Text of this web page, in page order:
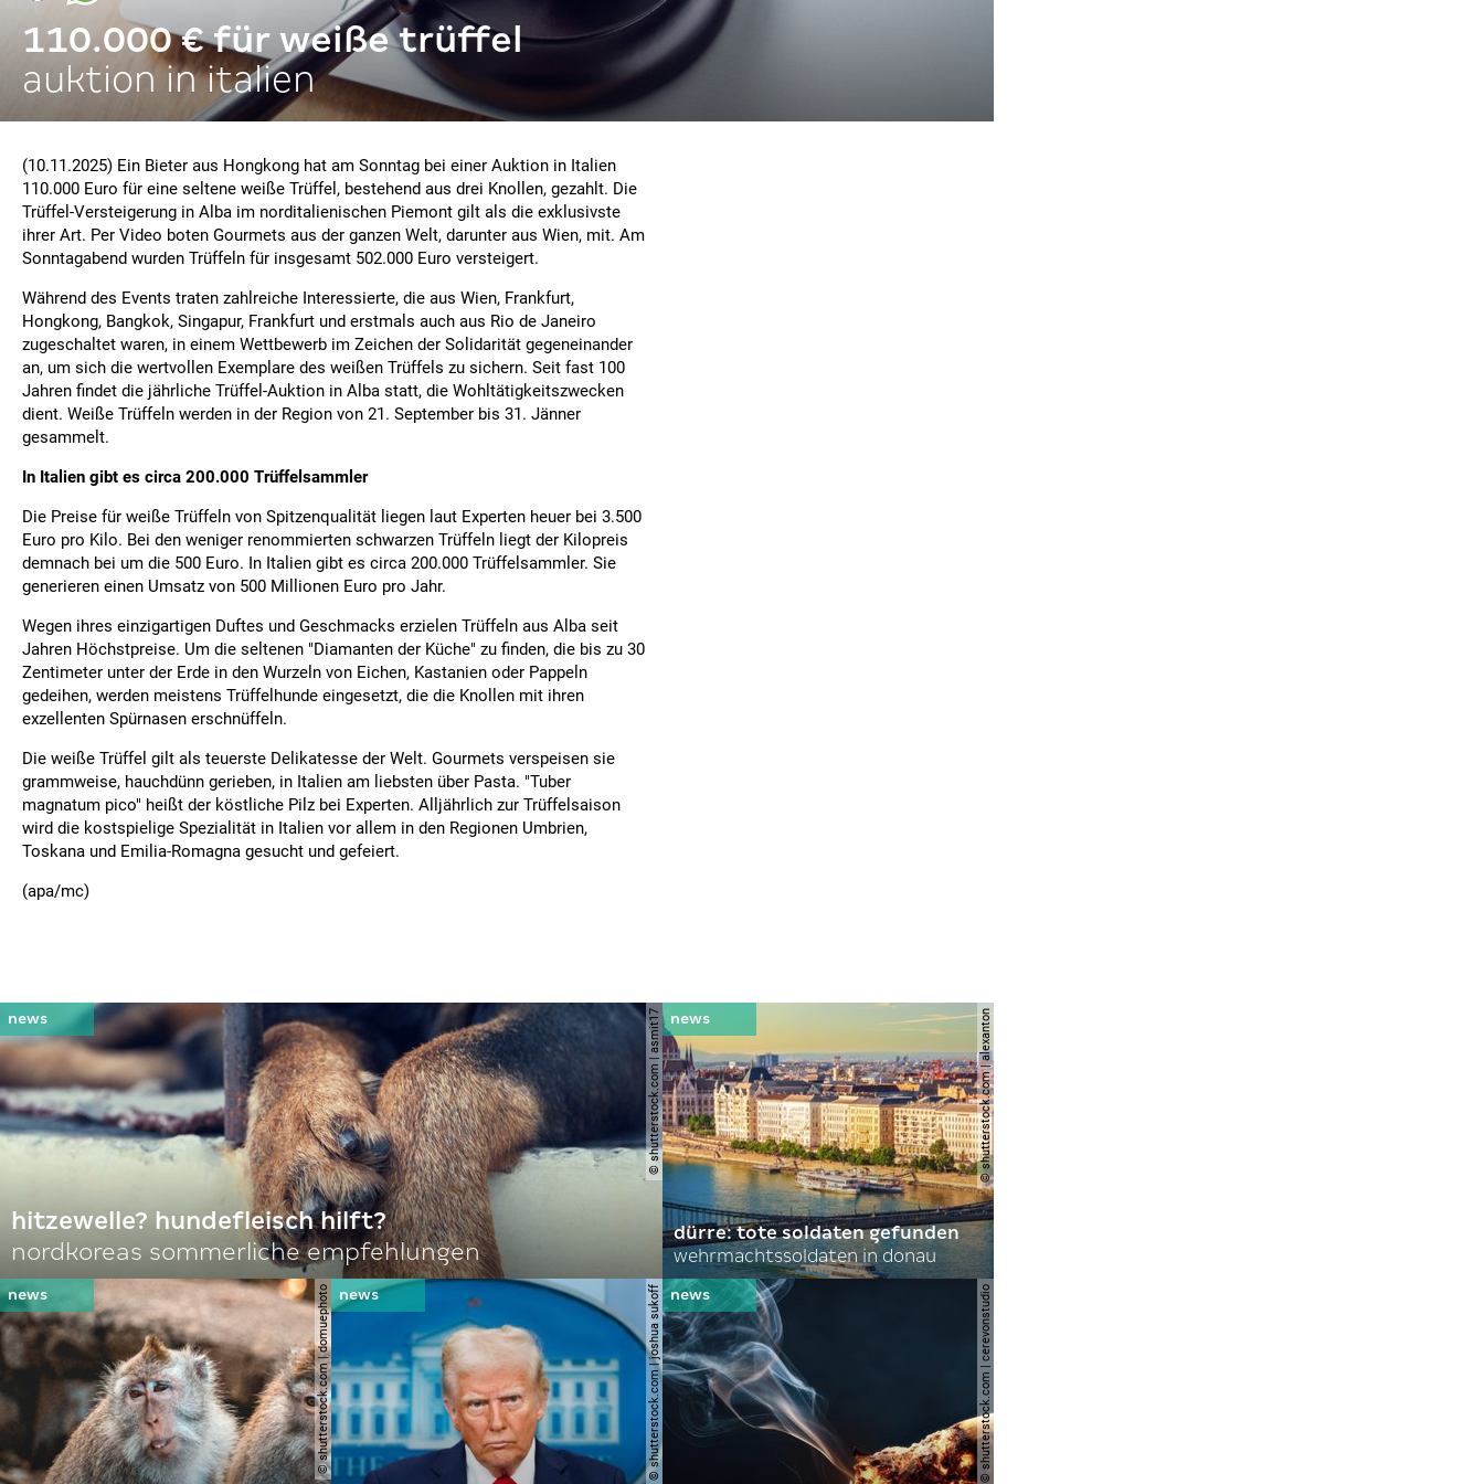
110.000 € für weiße trüffel
auktion in italien
(10.11.2025) Ein Bieter aus Hongkong hat am Sonntag bei einer Auktion in Italien
110.000 Euro für eine seltene weiße Trüffel, bestehend aus drei Knollen, gezahlt. Die
Trüffel-Versteigerung in Alba im norditalienischen Piemont gilt als die exklusivste
ihrer Art. Per Video boten Gourmets aus der ganzen Welt, darunter aus Wien, mit. Am
Sonntagabend wurden Trüffeln für insgesamt 502.000 Euro versteigert.
Während des Events traten zahlreiche Interessierte, die aus Wien, Frankfurt,
Hongkong, Bangkok, Singapur, Frankfurt und erstmals auch aus Rio de Janeiro
zugeschaltet waren, in einem Wettbewerb im Zeichen der Solidarität gegeneinander
an, um sich die wertvollen Exemplare des weißen Trüffels zu sichern. Seit fast 100
Jahren findet die jährliche Trüffel-Auktion in Alba statt, die Wohltätigkeitszwecken
dient. Weiße Trüffeln werden in der Region von 21. September bis 31. Jänner
gesammelt.
In Italien gibt es circa 200.000 Trüffelsammler
Die Preise für weiße Trüffeln von Spitzenqualität liegen laut Experten heuer bei 3.500
Euro pro Kilo. Bei den weniger renommierten schwarzen Trüffeln liegt der Kilopreis
demnach bei um die 500 Euro. In Italien gibt es circa 200.000 Trüffelsammler. Sie
generieren einen Umsatz von 500 Millionen Euro pro Jahr.
Wegen ihres einzigartigen Duftes und Geschmacks erzielen Trüffeln aus Alba seit
Jahren Höchstpreise. Um die seltenen "Diamanten der Küche" zu finden, die bis zu 30
Zentimeter unter der Erde in den Wurzeln von Eichen, Kastanien oder Pappeln
gedeihen, werden meistens Trüffelhunde eingesetzt, die die Knollen mit ihren
exzellenten Spürnasen erschnüffeln.
Die weiße Trüffel gilt als teuerste Delikatesse der Welt. Gourmets verspeisen sie
grammweise, hauchdünn gerieben, in Italien am liebsten über Pasta. "Tuber
magnatum pico" heißt der köstliche Pilz bei Experten. Alljährlich zur Trüffelsaison
wird die kostspielige Spezialität in Italien vor allem in den Regionen Umbrien,
Toskana und Emilia-Romagna gesucht und gefeiert.
(apa/mc)
© shutterstock.com | asmit17
hitzewelle? hundefleisch hilft?
nordkoreas sommerliche empfehlungen
© shutterstock.com | alexanton
dürre: tote soldaten gefunden
wehrmachtssoldaten in donau
© shutterstock.com | domuephoto © shutterstock.com | joshua sukoff © shutterstock.com | cerevonstudio